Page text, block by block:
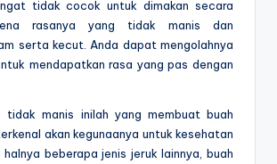
tidak cocok untuk dimakan secara
rasanya yang tidak manis dan
serta kecut. Anda dapat mengolahnya
mendapatkan rasa yang pas dengan
tidak manis inilah yang membuat buah
akan kegunaanya untuk kesehatan
beberapa jenis jeruk lainnya, buah